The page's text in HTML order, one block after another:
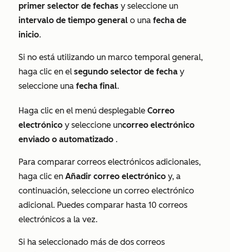
primer selector de fechas y seleccione un
intervalo de tiempo general o una fecha de
inicio.
Si no está utilizando un marco temporal general,
haga clic en el segundo selector de fecha y
seleccione una fecha final.
Haga clic en el menú desplegable Correo
electrónico y seleccione uncorreo electrónico
enviado o automatizado .
Para comparar correos electrónicos adicionales,
haga clic en Añadir correo electrónico y, a
continuación, seleccione un correo electrónico
adicional. Puedes comparar hasta 10 correos
electrónicos a la vez.
Si ha seleccionado más de dos correos